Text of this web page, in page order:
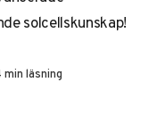
solcellskunskap!
min läsning